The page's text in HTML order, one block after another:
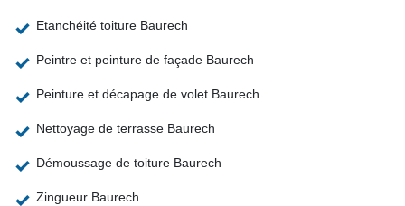
Etanchéité toiture Baurech
Peintre et peinture de façade Baurech
Peinture et décapage de volet Baurech
Nettoyage de terrasse Baurech
Démoussage de toiture Baurech
Zingueur Baurech